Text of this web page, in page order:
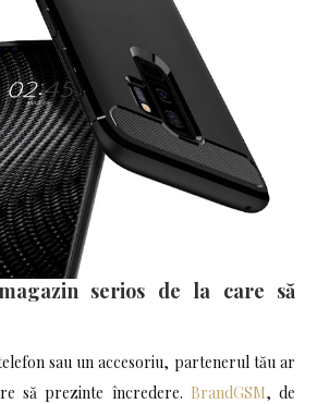
serios de la care să
sau un accesoriu, partenerul tău ar
să prezinte încredere. BrandGSM, de